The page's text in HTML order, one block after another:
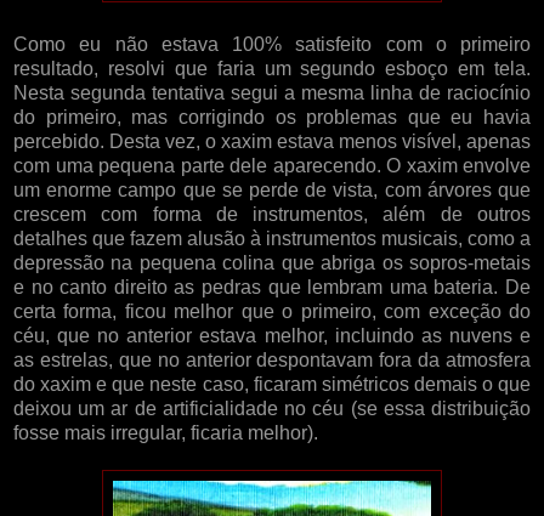
Como eu não estava 100% satisfeito com o primeiro
resultado, resolvi que faria um segundo esboço em tela.
Nesta segunda tentativa segui a mesma linha de raciocínio
do primeiro, mas corrigindo os problemas que eu havia
percebido. Desta vez, o xaxim estava menos visível, apenas
com uma pequena parte dele aparecendo. O xaxim envolve
um enorme campo que se perde de vista, com árvores que
crescem com forma de instrumentos, além de outros
detalhes que fazem alusão à instrumentos musicais, como a
depressão na pequena colina que abriga os sopros-metais
e no canto direito as pedras que lembram uma bateria. De
certa forma, ficou melhor que o primeiro, com exceção do
céu, que no anterior estava melhor, incluindo as nuvens e
as estrelas, que no anterior despontavam fora da atmosfera
do xaxim e que neste caso, ficaram simétricos demais o que
deixou um ar de artificialidade no céu (se essa distribuição
fosse mais irregular, ficaria melhor).